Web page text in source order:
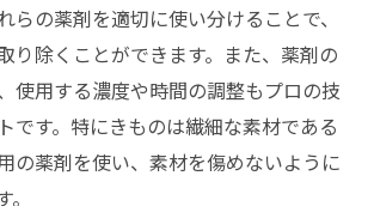
らの薬剤を適切に使い分けることで、
り除くことができます。また、薬剤の
使用する濃度や時間の調整もプロの技
です。特にきものは繊細な素材である
の薬剤を使い、素材を傷めないように